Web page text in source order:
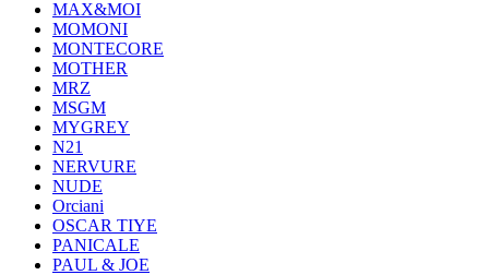
MAX&MOI
MOMONI
MONTECORE
MOTHER
MRZ
MSGM
MYGREY
N21
NERVURE
NUDE
Orciani
OSCAR TIYE
PANICALE
PAUL & JOE